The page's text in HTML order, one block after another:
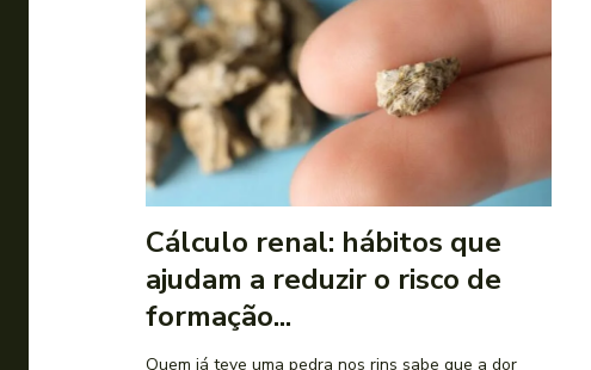
Cálculo renal: hábitos que
ajudam a reduzir o risco de
formação...
Quem já teve uma pedra nos rins sabe que a dor